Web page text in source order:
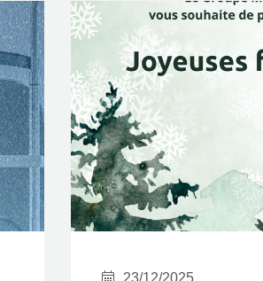
23/12/2025